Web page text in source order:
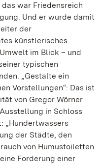
war Friedensreich
Und er wurde damit
der
künstlerisches
im Blick – und
typischen
„Gestalte ein
Vorstellungen“: Das ist
von Gregor Wörner
in Schloss
„Hundertwassers
der Städte, den
von Humustoiletten
Forderung einer